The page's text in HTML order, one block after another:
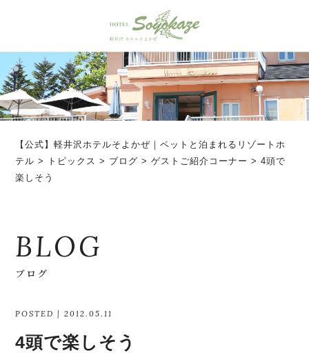
【公式】軽井沢ホテルそよかぜ｜ペットと泊まれるリゾートホ
テル > トピックス > ブログ >ゲストご紹介コーナー >4頭で
楽しそう
BLOG
ブログ
POSTED | 2012.05.11
4頭で楽しそう